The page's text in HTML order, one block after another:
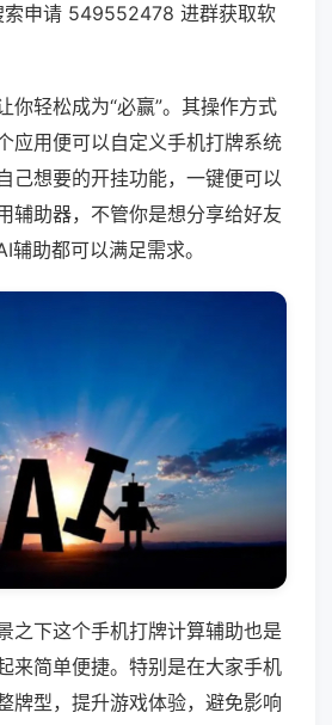
索申请 549552478 进群获取软
你轻松成为“必赢”。其操作方式
应用便可以自定义手机打牌系统
己想要的开挂功能，一键便可以
辅助器，不管你是想分享给好友
辅助都可以满足需求。
之下这个手机打牌计算辅助也是
来简单便捷。特别是在大家手机
牌型，提升游戏体验，避免影响